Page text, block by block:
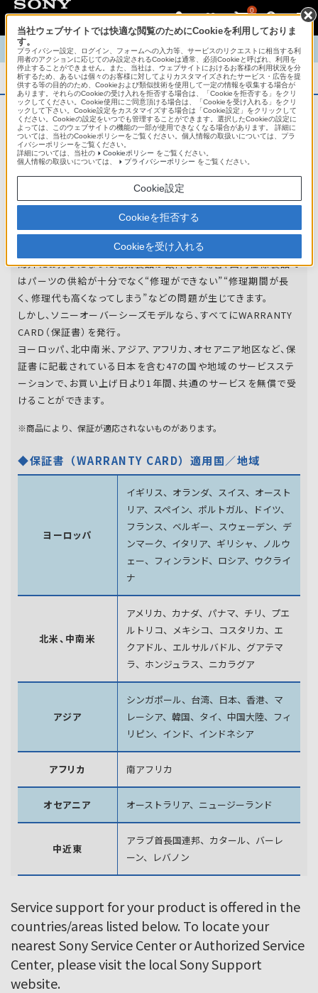
0
TOP 商品概要 商品情報 English 中文
商品概要
アフターサービス
オーバーシーズモデルは、いろいろな国
地域で共通の保証を実施しています。
世界47の国や地域で共通の保証サービスを実施し
ています。
海外にお持ちになった電気製品が故障した場合、国内仕様製品で
はパーツの供給が十分でなく“修理ができない”“修理期間が長
く、修理代も高くなってしまう”などの問題が生じてきます。
しかし、ソニーオーバーシーズモデルなら、すべてにWARRANTY
CARD（保証書）を発行。
ヨーロッパ、北中南米、アジア、アフリカ、オセアニア地区など、保
証書に記載されている日本を含む47の国や地域のサービスステ
ーションで、お買い上げ日より1年間、共通のサービスを無償で受
けることができます。
※商品により、保証が適応されないものがあります。
◆保証書（WARRANTY CARD）適用国／地域
ヨーロッパ
イギリス、オランダ、スイス、オースト
リア、スペイン、 ポルトガル、ドイツ、
フランス、ベルギー、スウェーデン、 デ
ンマーク、イタリア、ギリシャ、ノルウ
ェー、フィンランド、 ロシア、ウクライ
ナ
北米、中南米
アメリカ、カナダ、パナマ、チリ、プエ
ルトリコ、メキシコ、 コスタリカ、エ
クアドル、エルサルバドル、グアテマ
ラ、 ホンジュラス、ニカラグア
アジア
シンガポール、台湾、日本、香港、マ
レーシア、韓国、 タイ、中国大陸、フィ
リピン、インド、インドネシア
アフリカ 南アフリカ
オセアニア オーストラリア、ニュージーランド
中近東
アラブ首長国連邦、カタール、バーレ
ーン、レバノン
Service support for your product is offered in the
countries/areas listed below. To locate your
nearest Sony Service Center or Authorized Service
Center, please visit the local Sony Support
website.
当社ウェブサイトでは快適な閲覧のためにCookieを利用しておりま
す。
プライバシー設定、ログイン、フォームへの入力等、サービスのリクエストに相当する利
用者のアクションに応じてのみ設定されるCookieは通常、必須Cookieと呼ばれ、利用を
停止することができません。また、当社は、ウェブサイトにおけるお客様の利用状況を分
析するため、あるいは個々のお客様に対してよりカスタマイズされたサービス・広告を提
供する等の目的のため、Cookieおよび類似技術を使用して一定の情報を収集する場合が
あります。それらのCookieの受け入れを拒否する場合は、「Cookieを拒否する」をクリ
ックしてください。Cookie使用にご同意頂ける場合は、「Cookieを受け入れる」をクリ
ックして下さい。Cookie設定をカスタマイズする場合は「Cookie設定」をクリックして
ください。Cookieの設定をいつでも管理することができます。選択したCookieの設定に
よっては、このウェブサイトの機能の一部が使用できなくなる場合があります。 詳細に
ついては、当社のCookieポリシーをご覧ください。個人情報の取扱いについては、プラ
イバシーポリシーをご覧ください。
詳細については、当社の
Cookieポリシー をご覧ください。
個人情報の取扱いについては、
プライバシーポリシー をご覧ください。
Cookie設定
Cookieを拒否する
Cookieを受け入れる